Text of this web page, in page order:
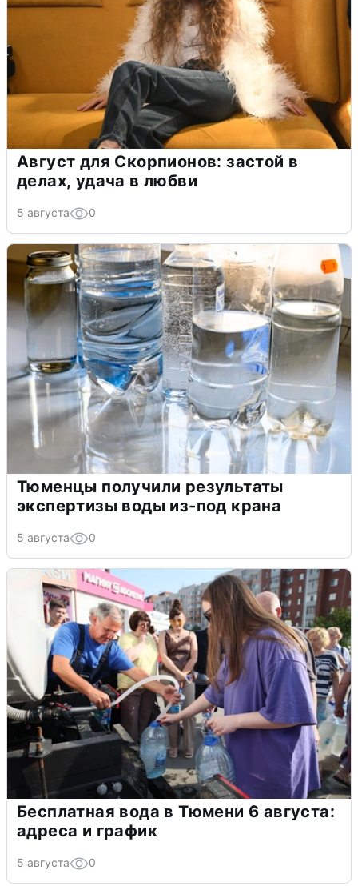
Август для Скорпионов: застой в
делах, удача в любви
5 августа 0
Тюменцы получили результаты
экспертизы воды из-под крана
5 августа 0
Бесплатная вода в Тюмени 6 августа:
адреса и график
5 августа 0